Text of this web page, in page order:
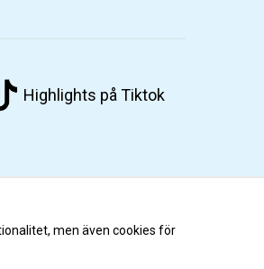
Highlights på Tiktok
men även cookies för